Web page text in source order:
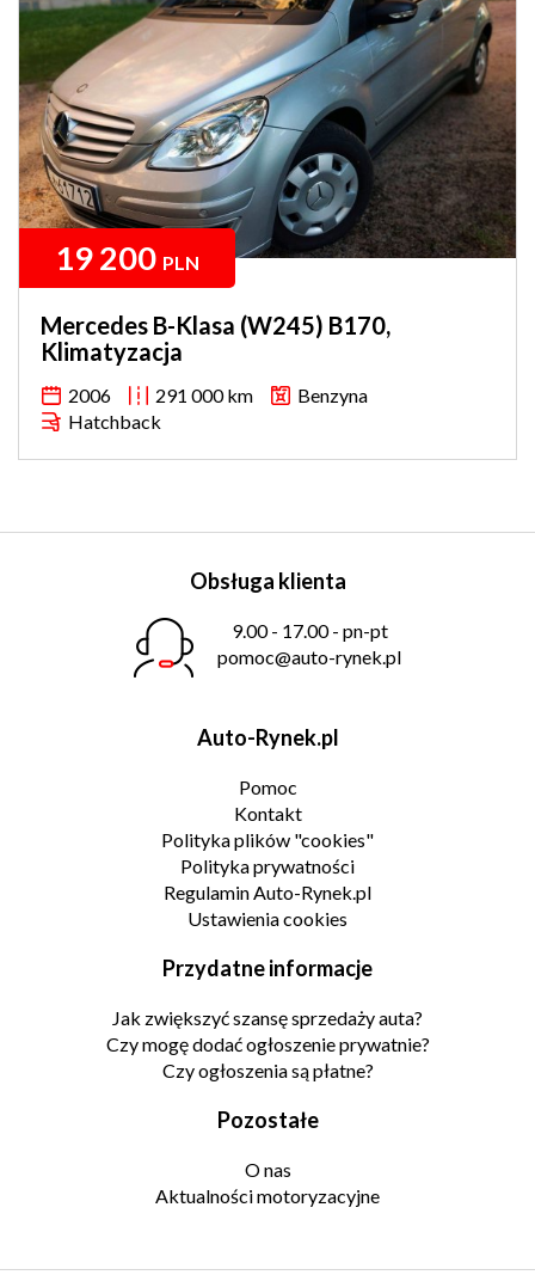
19 200 PLN
Mercedes B-Klasa (W245) B170,
Klimatyzacja
2006 291 000 km
Benzyna
Hatchback
Obsługa klienta
9.00 - 17.00 - pn-pt
pomoc@auto-rynek.pl
Auto-Rynek.pl
Pomoc
Kontakt
Polityka plików "cookies"
Polityka prywatności
Regulamin Auto-Rynek.pl
Ustawienia cookies
Przydatne informacje
Jak zwiększyć szansę sprzedaży auta?
Czy mogę dodać ogłoszenie prywatnie?
Czy ogłoszenia są płatne?
Pozostałe
O nas
Aktualności motoryzacyjne